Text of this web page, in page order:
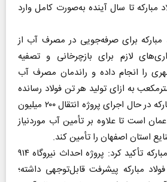
فولاد مبارکه تا سال آینده به‌صورت کامل وارد
برای صرفه‌جویی در مصرف آب از
لازم برای بازچرخانی و تصفیه
را انجام داده و راندمان مصرف آب
خود را به ۲.۲ مترمکعب به ازای تولید هر تن فولاد رسانده
است. همچنین فولاد مبارکه در حال اجرای پروژه انتقال ۲۰۰ میلیون
است تا علاوه بر تأمین آب موردنیاز
استان اصفهان را تأمین کند.
مدیرعامل شرکت فولاد مبارکه تأکید کرد: پروژه احداث نیروگاه ۹۱۴
مبارکه پیشرفت قابل‌توجهی داشته؛